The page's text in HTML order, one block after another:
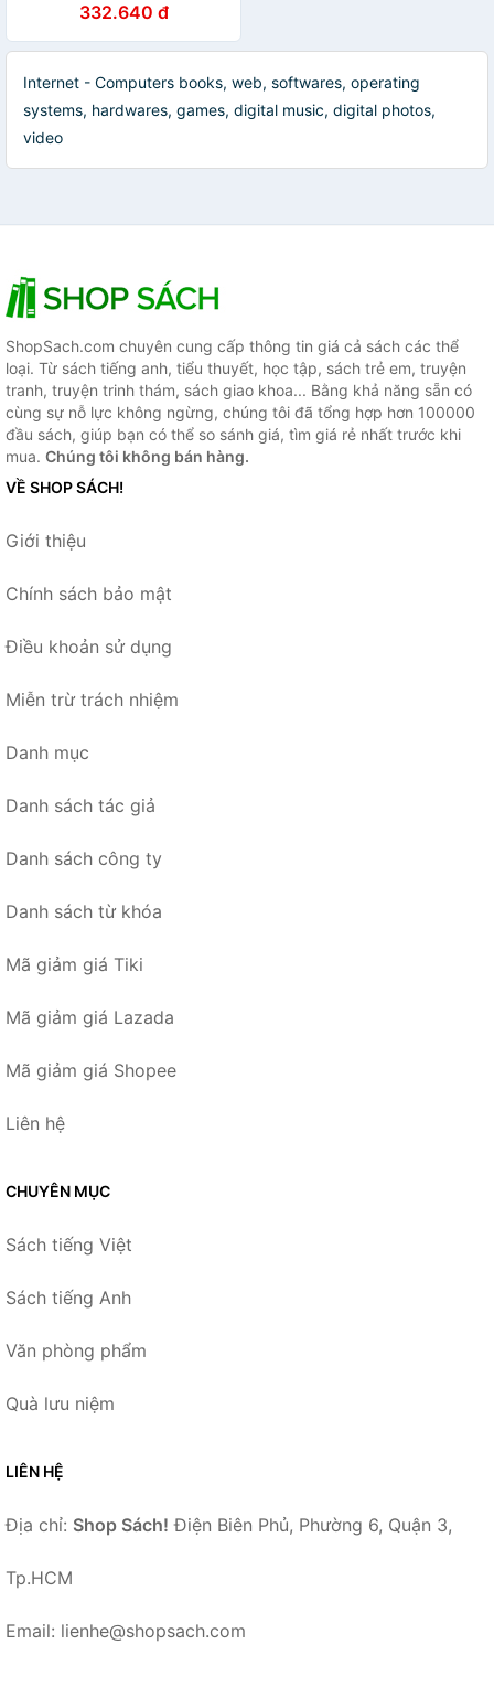
Notebooks - Sổ Tay Khoa
Học Máy Tính Và Mã Hóa (
Tiếng Anh, Lớp 8 - Lớp 12 ) -
- Nâng Cao Kiến Thức Khoa
Học Máy Tính Và Lập Trình -
Á Châu Books, Bìa Cứng, In
Màu
332.640 đ
Internet - Computers books, web, softwares, operating
systems, hardwares, games, digital music, digital photos,
video
ShopSach.com chuyên cung cấp thông tin giá cả sách các thể
loại. Từ sách tiếng anh, tiểu thuyết, học tập, sách trẻ em, truyện
tranh, truyện trinh thám, sách giao khoa... Bằng khả năng sẵn có
cùng sự nỗ lực không ngừng, chúng tôi đã tổng hợp hơn 100000
đầu sách, giúp bạn có thể so sánh giá, tìm giá rẻ nhất trước khi
mua. Chúng tôi không bán hàng.
VỀ SHOP SÁCH!
Giới thiệu
Chính sách bảo mật
Điều khoản sử dụng
Miễn trừ trách nhiệm
Danh mục
Danh sách tác giả
Danh sách công ty
Danh sách từ khóa
Mã giảm giá Tiki
Mã giảm giá Lazada
Mã giảm giá Shopee
Liên hệ
CHUYÊN MỤC
Sách tiếng Việt
Sách tiếng Anh
Văn phòng phẩm
Quà lưu niệm
LIÊN HỆ
Địa chỉ: Shop Sách! Điện Biên Phủ, Phường 6, Quận 3,
Tp.HCM
Email: lienhe@shopsach.com